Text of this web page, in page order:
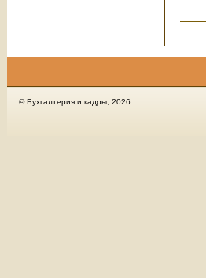
© Бухгалтерия и кадры, 2026